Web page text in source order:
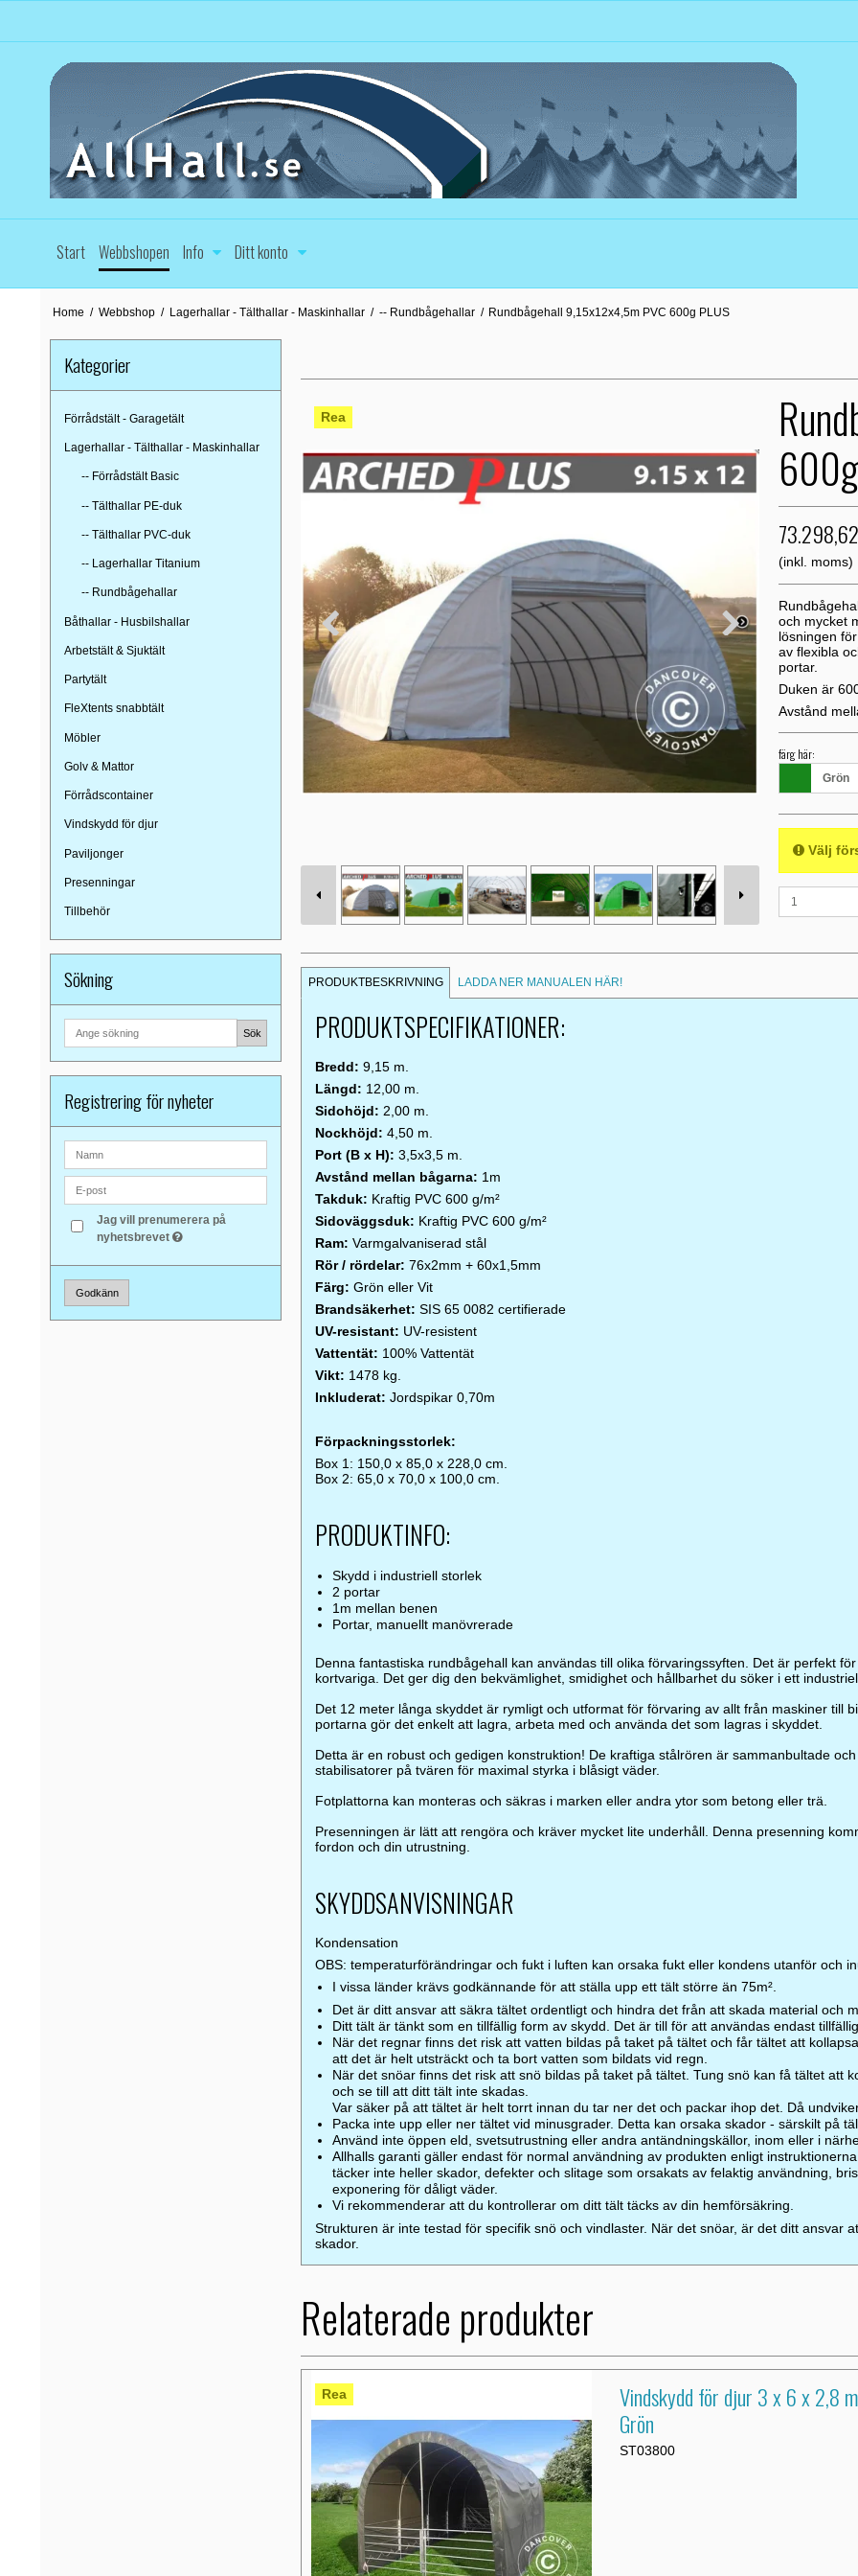
Start Webbshopen Info Ditt konto
Home / Webbshop / Lagerhallar - Tälthallar - Maskinhallar / -- Rundbågehallar / Rundbågehall 9,15x12x4,5m PVC 600g PLUS
Kategorier
Förrådstält - Garagetält
Lagerhallar - Tälthallar - Maskinhallar
-- Förrådstält Basic
-- Tälthallar PE-duk
-- Tälthallar PVC-duk
-- Lagerhallar Titanium
-- Rundbågehallar
Båthallar - Husbilshallar
Arbetstält & Sjuktält
Partytält
FleXtents snabbtält
Möbler
Golv & Mattor
Förrådscontainer
Vindskydd för djur
Paviljonger
Presenningar
Tillbehör
Sökning
Sök
Registrering för nyheter
Jag vill prenumerera på
nyhetsbrevet
Godkänn
Rea
(inkl. moms)
och mycket
lösningen
av flexibla
portar.
Duken är
Avstånd
färg här:
Grön
Välj
PRODUKTBESKRIVNING LADDA NER MANUALEN HÄR!
PRODUKTSPECIFIKATIONER:
Bredd:9,15 m.
Längd: 12,00 m.
Sidohöjd: 2,00 m.
Nockhöjd:4,50 m.
Port (B x H):3,5x3,5 m.
Avstånd mellan bågarna: 1m
Takduk: Kraftig PVC 600 g/m²
Sidoväggsduk: Kraftig PVC 600 g/m²
Ram:Varmgalvaniserad stål
Rör / rördelar:76x2mm + 60x1,5mm
Färg:Grön eller Vit
Brandsäkerhet:SIS 65 0082 certifierade
UV-resistant: UV-resistent
Vattentät: 100% Vattentät
Vikt: 1478 kg.
Inkluderat:Jordspikar 0,70m
Förpackningsstorlek:
Box 1: 150,0 x 85,0 x 228,0 cm.
Box 2: 65,0 x 70,0 x 100,0 cm.
PRODUKTINFO:
Skydd i industriell storlek
2 portar
1m mellan benen
Portar, manuellt manövrerade
Denna fantastiska rundbågehall kan användas till olika förvaringssyften. Det är perfekt
kortvariga. Det ger dig den bekvämlighet, smidighet och hållbarhet du söker i ett
Det 12 meter långa skyddet är rymligt och utformat för förvaring av allt från maskiner till
portarna gör det enkelt att lagra, arbeta med och använda det som lagras i skyddet.
Detta är en robust och gedigen konstruktion! De kraftiga stålrören är sammanbultade
stabilisatorer på tvären för maximal styrka i blåsigt väder.
Fotplattorna kan monteras och säkras i marken eller andra ytor som betong eller trä.
Presenningen är lätt att rengöra och kräver mycket lite underhåll. Denna presenning
fordon och din utrustning.
SKYDDSANVISNINGAR
Kondensation
OBS: temperaturförändringar och fukt i luften kan orsaka fukt eller kondens utanför och
I vissa länder krävs godkännande för att ställa upp ett tält större än 75m².
Det är ditt ansvar att säkra tältet ordentligt och hindra det från att skada material och
Ditt tält är tänkt som en tillfällig form av skydd. Det är till för att användas endast
När det regnar finns det risk att vatten bildas på taket på tältet och får tältet att
att det är helt utsträckt och ta bort vatten som bildats vid regn.
När det snöar finns det risk att snö bildas på taket på tältet. Tung snö kan få tältet att
och se till att ditt tält inte skadas.
Var säker på att tältet är helt torrt innan du tar ner det och packar ihop det. Då
Packa inte upp eller ner tältet vid minusgrader. Detta kan orsaka skador - särskilt på
Använd inte öppen eld, svetsutrustning eller andra antändningskällor, inom eller i
Allhalls garanti gäller endast för normal användning av produkten enligt
täcker inte heller skador, defekter och slitage som orsakats av felaktig användning,
exponering för dåligt väder.
Vi rekommenderar att du kontrollerar om ditt tält täcks av din hemförsäkring.
Strukturen är inte testad för specifik snö och vindlaster. När det snöar, är det ditt ansvar
skador.
Relaterade produkter
Rea
Vindskydd för djur 3 x 6 x 2,8
Grön
ST03800